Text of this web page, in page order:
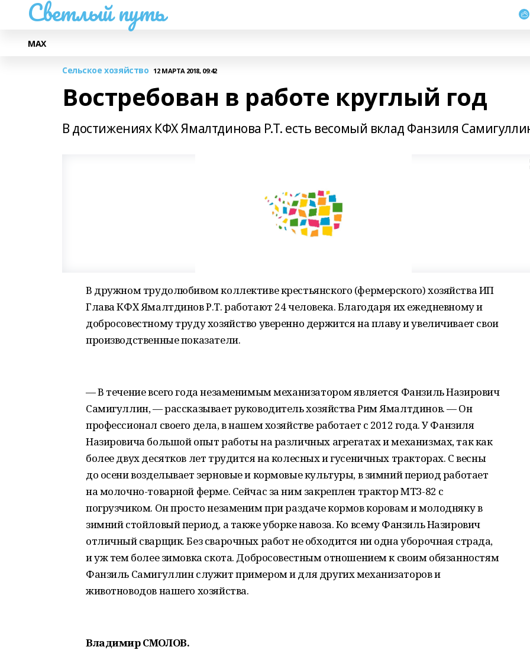
Светлый путь
МАХ
Сельское хозяйство 12 МАРТА 2018, 09:42
Востребован в работе круглый год
В достижениях КФХ Ямалтдинова Р.Т. есть весомый вклад Фанзиля
В дружном трудолюбивом коллективе крестьянского (фермерского) хозяйства ИП
Глава КФХ Ямалтдинов Р.Т. работают 24 человека. Благодаря их ежедневному и
добросовестному труду хозяйство уверенно держится на плаву и увеличивает свои
производственные показатели.
— В течение всего года незаменимым механизатором является Фанзиль Назирович
Самигуллин, — рассказывает руководитель хозяйства Рим Ямалтдинов. — Он
профессионал своего дела, в нашем хозяйстве работает с 2012 года. У Фанзиля
Назировича большой опыт работы на различных агрегатах и механизмах, так как
более двух десятков лет трудится на колесных и гусеничных тракторах. С весны
до осени возделывает зерновые и кормовые культуры, в зимний период работает
на молочно-товарной ферме. Сейчас за ним закреплен трактор МТЗ-82 с
погрузчиком. Он просто незаменим при раздаче кормов коровам и молодняку в
зимний стойловый период, а также уборке навоза. Ко всему Фанзиль Назирович
отличный сварщик. Без сварочных работ не обходится ни одна уборочная страда,
и уж тем более зимовка скота. Добросовестным отношением к своим обязанностям
Фанзиль Самигуллин служит примером и для других механизаторов и
животноводов нашего хозяйства.
Владимир СМОЛОВ.